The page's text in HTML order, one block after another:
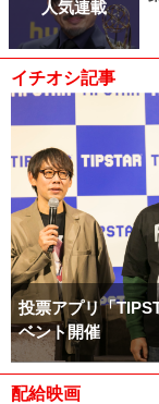
人気連載
イチオシ記事
投票アプリ「
ベント開催
配給映画